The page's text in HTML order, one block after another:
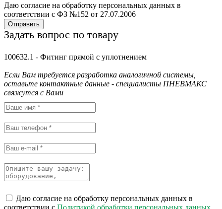
Даю согласие на обработку персональных данных в
соответствии с ФЗ №152 от 27.07.2006
Отправить
Задать вопрос по товару
100632.1 - Фитинг прямой с уплотнением
Если Вам требуется разработка аналогичной системы,
оставьте контактные данные - специалисты ПНЕВМАКС
свяжутся с Вами
Даю согласие на обработку персональных данных в
соответствии с Политикой обработки персональных данных